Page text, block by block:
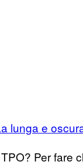
lunga e
Per fare